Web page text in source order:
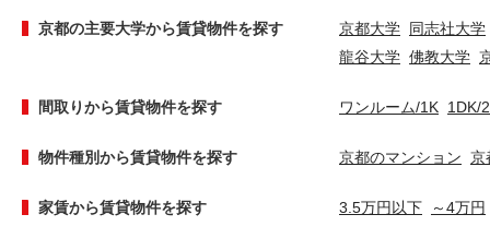
京都の主要大学から賃貸物件を探す 京都大学 同志社大学
龍谷大学 佛教大学
間取りから賃貸物件を探す ワンルーム/1K 1DK/
物件種別から賃貸物件を探す 京都のマンション 京
家賃から賃貸物件を探す 3.5万円以下 ～4万円